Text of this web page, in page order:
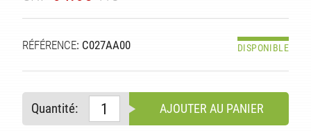
RÉFÉRENCE: C027AA00 DISPONIBLE
Quantité: AJOUTER AU PANIER